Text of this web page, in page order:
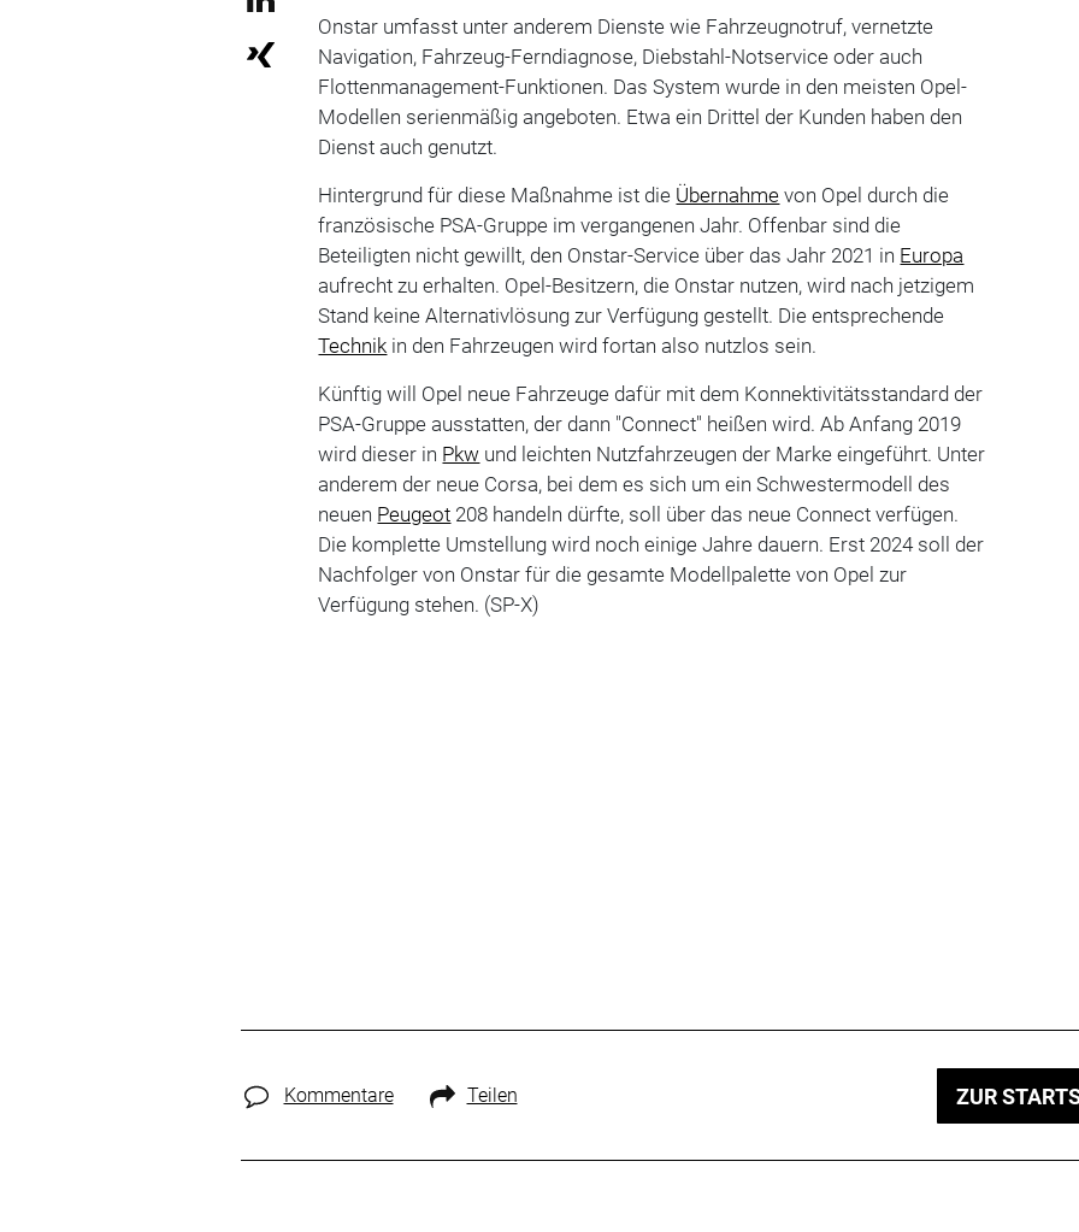
Onstar umfasst unter anderem Dienste wie Fahrzeugnotruf, vernetzte
Navigation, Fahrzeug-Ferndiagnose, Diebstahl-Notservice oder auch
Flottenmanagement-Funktionen. Das System wurde in den meisten Opel-
Modellen serienmäßig angeboten. Etwa ein Drittel der Kunden haben den
Dienst auch genutzt.
Hintergrund für diese Maßnahme ist die Übernahme von Opel durch die
französische PSA-Gruppe im vergangenen Jahr. Offenbar sind die
Beteiligten nicht gewillt, den Onstar-Service über das Jahr 2021 in Europa
aufrecht zu erhalten. Opel-Besitzern, die Onstar nutzen, wird nach jetzigem
Stand keine Alternativlösung zur Verfügung gestellt. Die entsprechende
Technik in den Fahrzeugen wird fortan also nutzlos sein.
Künftig will Opel neue Fahrzeuge dafür mit dem Konnektivitätsstandard der
PSA-Gruppe ausstatten, der dann "Connect" heißen wird. Ab Anfang 2019
wird dieser in Pkw und leichten Nutzfahrzeugen der Marke eingeführt. Unter
anderem der neue Corsa, bei dem es sich um ein Schwestermodell des
neuen Peugeot 208 handeln dürfte, soll über das neue Connect verfügen.
Die komplette Umstellung wird noch einige Jahre dauern. Erst 2024 soll der
Nachfolger von Onstar für die gesamte Modellpalette von Opel zur
Verfügung stehen. (SP-X)
Kommentare Teilen ZUR